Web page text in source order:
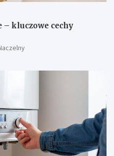
– kluczowe cechy